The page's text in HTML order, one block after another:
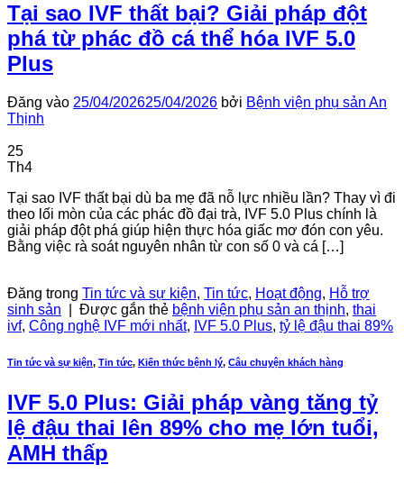
Tại sao IVF thất bại? Giải pháp đột
phá từ phác đồ cá thể hóa IVF 5.0
Plus
Đăng vào 25/04/202625/04/2026 bởi Bệnh viện phụ sản An
Thịnh
25
Th4
Tại sao IVF thất bại dù ba mẹ đã nỗ lực nhiều lần? Thay vì đi
theo lối mòn của các phác đồ đại trà, IVF 5.0 Plus chính là
giải pháp đột phá giúp hiện thực hóa giấc mơ đón con yêu.
Bằng việc rà soát nguyên nhân từ con số 0 và cá […]
Đăng trong Tin tức và sự kiện, Tin tức, Hoạt động, Hỗ trợ
sinh sản
Được gắn thẻ bệnh viện phụ sản an thịnh, thai
ivf, Công nghệ IVF mới nhất, IVF 5.0 Plus, tỷ lệ đậu thai 89%
Tin tức và sự kiện, Tin tức, Kiến thức bệnh lý, Câu chuyện khách hàng
IVF 5.0 Plus: Giải pháp vàng tăng tỷ
lệ đậu thai lên 89% cho mẹ lớn tuổi,
AMH thấp